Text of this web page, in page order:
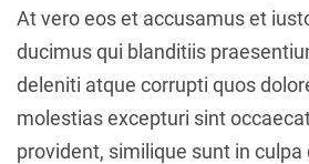
At vero eos et accusamus et
ducimus qui blanditiis
deleniti atque corrupti quos
molestias excepturi sint
provident, similique sunt in